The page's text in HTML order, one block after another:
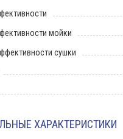
мойки
сушки
ХАРАКТЕРИСТИКИ